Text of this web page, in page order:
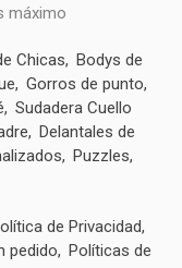
máximo
Chicas
Bodys de
Gorros de punto
Sudadera Cuello
Delantales de
Puzzles
de Privacidad
pedido
Políticas de